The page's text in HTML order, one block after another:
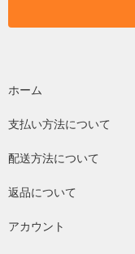
ホーム
支払い方法について
配送方法について
返品について
アカウント